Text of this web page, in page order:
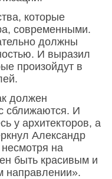
которые
современными.
должны
И выразил
произойдут в
должен
сближаются. И
у архитекторов, а
Александр
на
быть красивым и
направлении».